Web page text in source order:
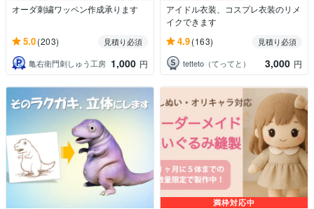
オーダ刺繍ワッペン作成承ります
5.0(203)
見積り必須
亀右衛門刺しゅう工房 1,000 円
アイドル衣装、コスプレ衣装のリメ
イクできます
4.9(163)
見積り必須
tetteto（てってと）
3,000 円
満枠対応中